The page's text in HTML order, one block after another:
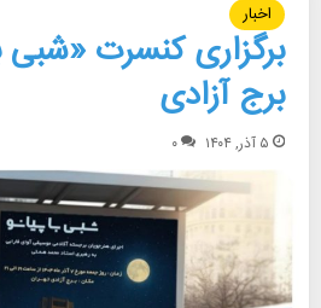
اخبار
برگزاری کنسرت «شبی
برج آزادی
۵ آذر, ۱۴۰۴ ۰